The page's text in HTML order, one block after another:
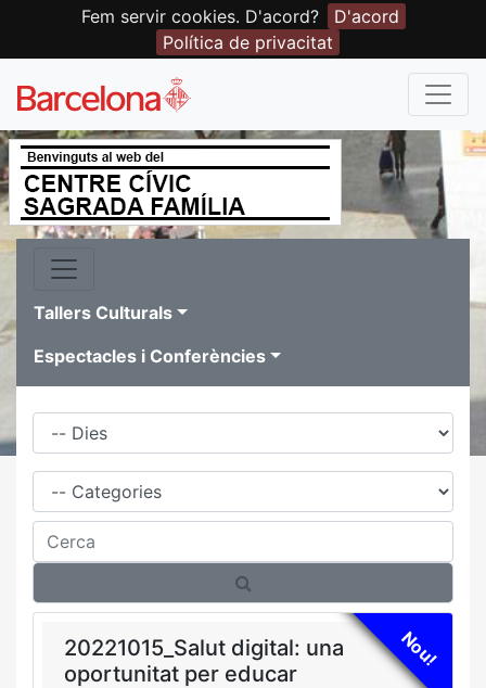
Fem servir cookies. D'acord?
D'acord
Política de privacitat
Tallers Culturals
Espectacles i Conferències
Dies
Família
Cerca
Nou!
20221015_Salut digital: una
oportunitat per educar